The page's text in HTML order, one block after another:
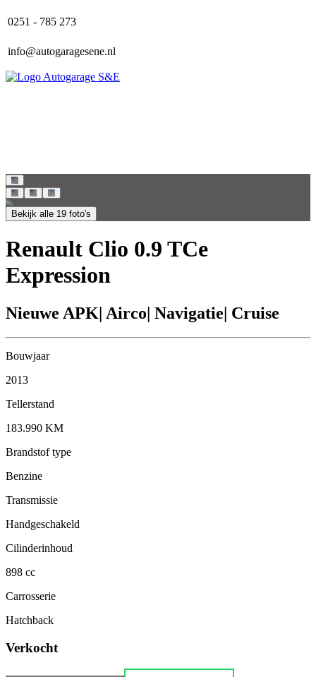
0251 - 785 273
info@autogaragesene.nl
Bekijk alle 19 foto's
Renault Clio 0.9 TCe
Expression
Nieuwe APK| Airco| Navigatie| Cruise
Bouwjaar
2013
Tellerstand
183.990 KM
Brandstof type
Benzine
Transmissie
Handgeschakeld
Cilinderinhoud
898 cc
Carrosserie
Hatchback
Verkocht